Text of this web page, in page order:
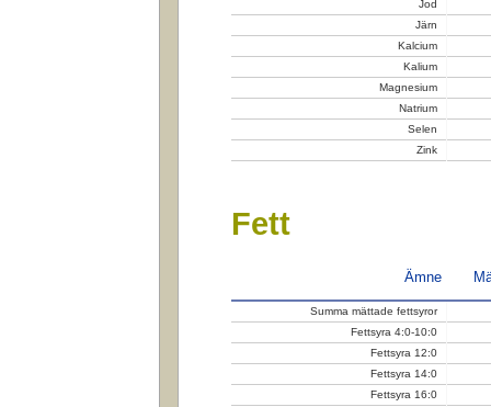
Jod
Järn
Kalcium
Kalium
Magnesium
Natrium
Selen
Zink
Fett
Ämne
Summa mättade fettsyror
Fettsyra 4:0-10:0
Fettsyra 12:0
Fettsyra 14:0
Fettsyra 16:0